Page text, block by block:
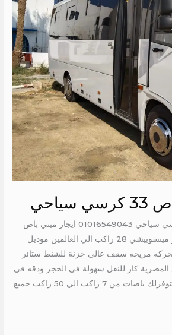
ايجار ميني باص 33 كرسي سياحي 01016549043 ايجار ميني باص
33 كرسي سياحي ايجار ميتسوبيشي 28 راكب الي العالمين موديل
مريحه سقف عالى خزنة للشنط ستائر
المصرية كار للنقل سهولة في الحجز ودقه في
الوقت والمواعيد كمان هتوفرلك باصات من 7 راكب الي 50 راكب جميع